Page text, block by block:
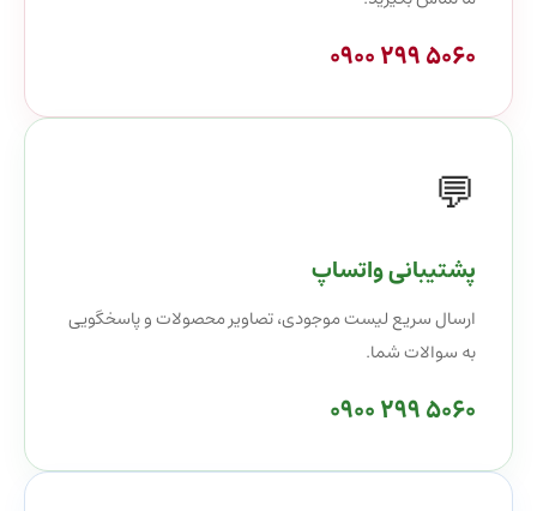
0900 299 5060
💬
پشتیبانی واتساپ
ارسال سریع لیست موجودی، تصاویر محصولات و پاسخگویی
به سوالات شما.
0900 299 5060